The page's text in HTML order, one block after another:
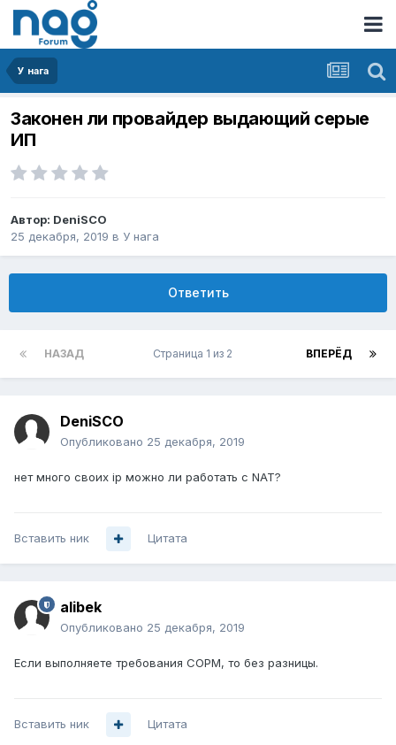
У нага
Законен ли провайдер выдающий серые
ИП
Автор: DeniSCO
25 декабря, 2019 в У нага
Ответить
НАЗАД ВПЕРЁД
Страница 1 из 2
DeniSCO
Опубликовано 25 декабря, 2019
нет много своих ip можно ли работать с NAT?
Вставить ник Цитата
alibek
Опубликовано 25 декабря, 2019
Если выполняете требования СОРМ, то без разницы.
Вставить ник Цитата